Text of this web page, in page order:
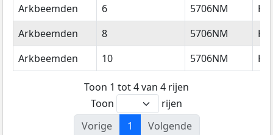
Arkbeemden
6 5706NM
Arkbeemden
8 5706NM
Arkbeemden
10 5706NM
Toon 1 tot 4 van 4 rijen
Toon
rijen
Vorige
1 Volgende